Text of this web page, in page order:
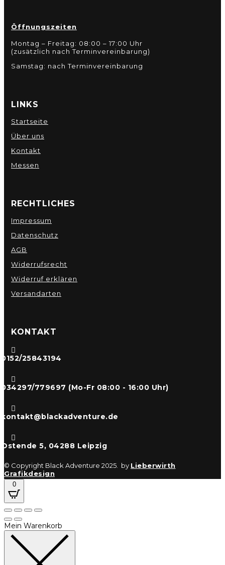
Öffnungszeiten
Montag – Freitag: 08:00 – 17:00 Uhr
(zusätzlich nach Terminvereinbarung)
Samstag: nach Terminvereinbarung
LINKS
Startseite
Über uns
Kontakt
Messen
RECHTLICHES
Impressum
Datenschutz
AGB
Widerrufsrecht
Widerruf erklären
Versandarten
KONTAKT

0152/25843194

034297/779697 (Mo-Fr 08:00 - 16:00 Uhr)

kontakt@blackadventure.de

Ostende 5, 04288 Leipzig
© Copyright Black Adventure 2025. by Lieberwirth
Grafikdesign
0
Mein Warenkorb